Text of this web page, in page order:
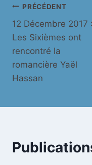
Navigation
de
l’article
PRÉCÉDENT
12 Décembre 2017 :
Les Sixièmes ont
rencontré la
romancière Yaël
Hassan